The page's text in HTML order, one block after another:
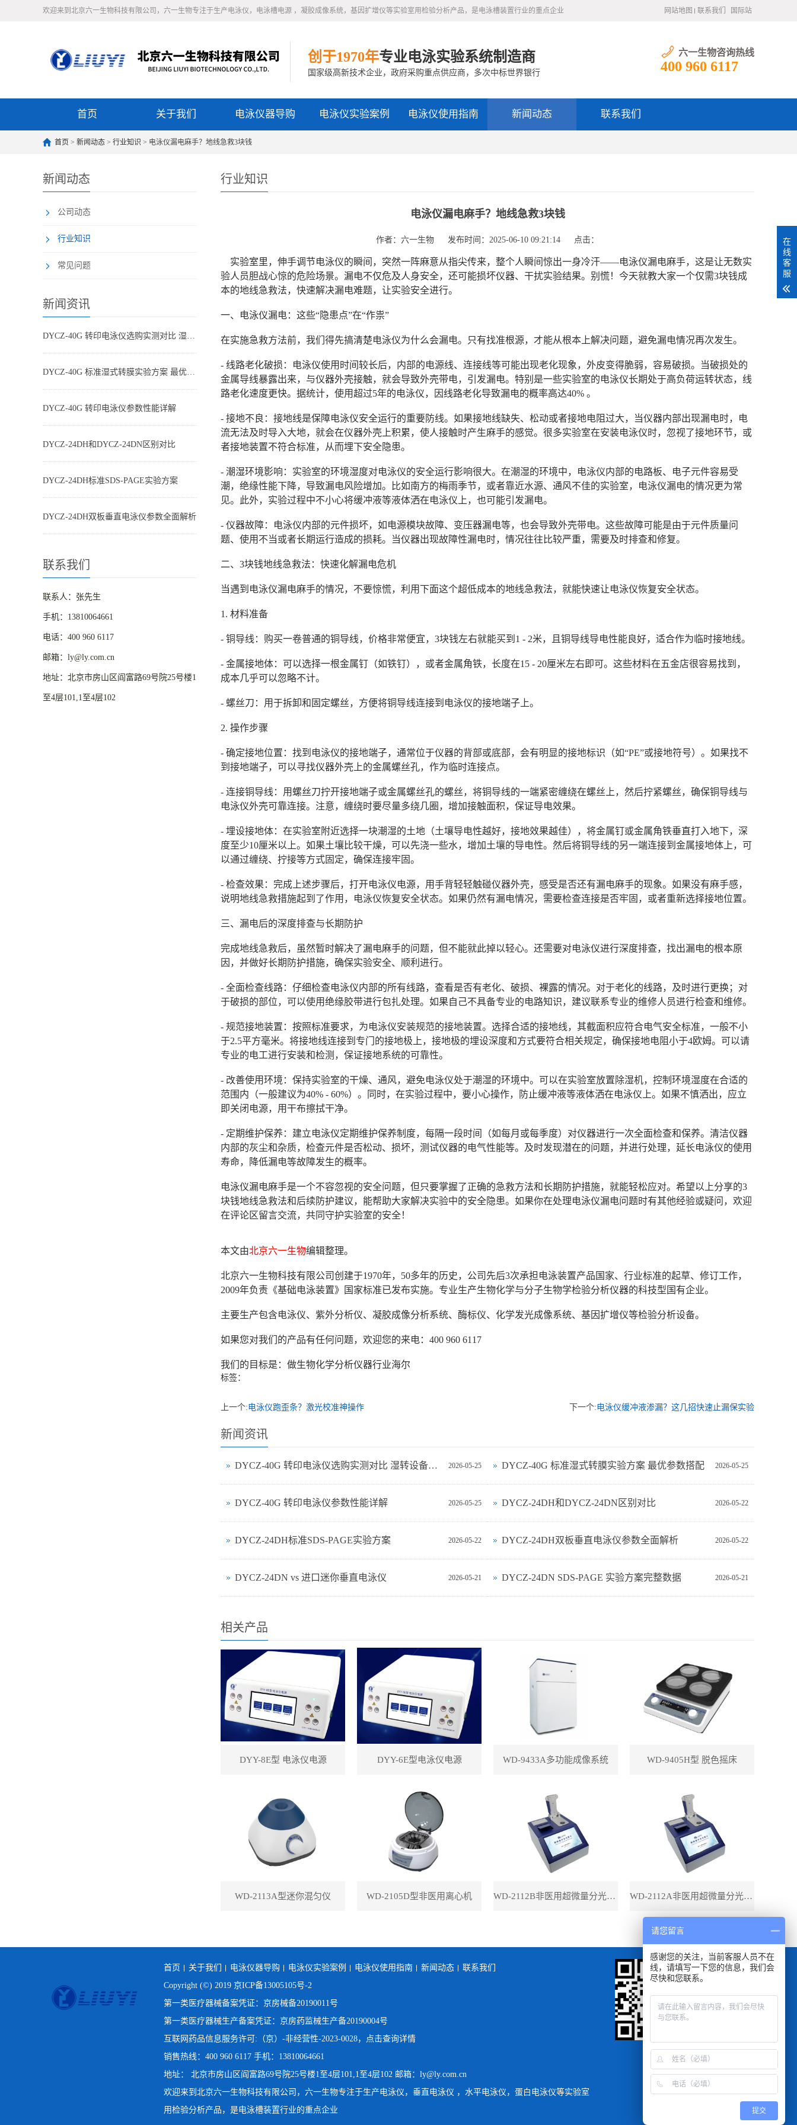
欢迎来到北京六一生物科技有限公司，六一生物专注于生产电泳仪，电泳槽电源 ，凝胶成像系统，基因扩增仪等实验室用检验分析产品，是电泳槽装置行业的重点企业 网站地图 联系我们 国际站
创于1970年专业电泳实验系统制造商
国家级高新技术企业，政府采购重点供应商，多次中标世界银行
六一生物咨询热线
400 960 6117
首页 关于我们 电泳仪器导购 电泳仪实验案例 电泳仪使用指南 新闻动态 联系我们
首页 > 新闻动态 > 行业知识 > 电泳仪漏电麻手？地线急救3块钱
新闻动态
公司动态
行业知识
常见问题
新闻资讯
DYCZ-40G 转印电泳仪选购实测对比 湿转设备怎么选不踩坑
DYCZ-40G 标准湿式转膜实验方案 最优参数搭配
DYCZ-40G 转印电泳仪参数性能详解
DYCZ-24DH和DYCZ-24DN区别对比
DYCZ-24DH标准SDS-PAGE实验方案
DYCZ-24DH双板垂直电泳仪参数全面解析
联系我们
联系人：张先生
手机：13810064661
电话：400 960 6117
邮箱：ly@ly.com.cn
地址：北京市房山区阎富路69号院25号楼1
至4层101,1至4层102
行业知识
电泳仪漏电麻手？地线急救3块钱
作者：六一生物 发布时间：2025-06-10 09:21:14 点击：
实验室里，伸手调节电泳仪的瞬间，突然一阵麻意从指尖传来，整个人瞬间惊出一身冷汗——电泳仪漏电麻手，这是让无数实
验人员胆战心惊的危险场景。漏电不仅危及人身安全，还可能损坏仪器、干扰实验结果。别慌！今天就教大家一个仅需3块钱成
本的地线急救法，快速解决漏电难题，让实验安全进行。
一、电泳仪漏电：这些“隐患点”在“作祟”
在实施急救方法前，我们得先搞清楚电泳仪为什么会漏电。只有找准根源，才能从根本上解决问题，避免漏电情况再次发生。
- 线路老化破损：电泳仪使用时间较长后，内部的电源线、连接线等可能出现老化现象，外皮变得脆弱，容易破损。当破损处的
金属导线暴露出来，与仪器外壳接触，就会导致外壳带电，引发漏电。特别是一些实验室的电泳仪长期处于高负荷运转状态，线
路老化速度更快。据统计，使用超过5年的电泳仪，因线路老化导致漏电的概率高达40% 。
- 接地不良：接地线是保障电泳仪安全运行的重要防线。如果接地线缺失、松动或者接地电阻过大，当仪器内部出现漏电时，电
流无法及时导入大地，就会在仪器外壳上积累，使人接触时产生麻手的感觉。很多实验室在安装电泳仪时，忽视了接地环节，或
者接地装置不符合标准，从而埋下安全隐患。
- 潮湿环境影响：实验室的环境湿度对电泳仪的安全运行影响很大。在潮湿的环境中，电泳仪内部的电路板、电子元件容易受
潮，绝缘性能下降，导致漏电风险增加。比如南方的梅雨季节，或者靠近水源、通风不佳的实验室，电泳仪漏电的情况更为常
见。此外，实验过程中不小心将缓冲液等液体洒在电泳仪上，也可能引发漏电。
- 仪器故障：电泳仪内部的元件损坏，如电源模块故障、变压器漏电等，也会导致外壳带电。这些故障可能是由于元件质量问
题、使用不当或者长期运行造成的损耗。当仪器出现故障性漏电时，情况往往比较严重，需要及时排查和修复。
二、3块钱地线急救法：快速化解漏电危机
当遇到电泳仪漏电麻手的情况，不要惊慌，利用下面这个超低成本的地线急救法，就能快速让电泳仪恢复安全状态。
1. 材料准备
- 铜导线：购买一卷普通的铜导线，价格非常便宜，3块钱左右就能买到1 - 2米，且铜导线导电性能良好，适合作为临时接地线。
- 金属接地体：可以选择一根金属钉（如铁钉），或者金属角铁，长度在15 - 20厘米左右即可。这些材料在五金店很容易找到，
成本几乎可以忽略不计。
- 螺丝刀：用于拆卸和固定螺丝，方便将铜导线连接到电泳仪的接地端子上。
2. 操作步骤
- 确定接地位置：找到电泳仪的接地端子，通常位于仪器的背部或底部，会有明显的接地标识（如“PE”或接地符号）。如果找不
到接地端子，可以寻找仪器外壳上的金属螺丝孔，作为临时连接点。
- 连接铜导线：用螺丝刀拧开接地端子或金属螺丝孔的螺丝，将铜导线的一端紧密缠绕在螺丝上，然后拧紧螺丝，确保铜导线与
电泳仪外壳可靠连接。注意，缠绕时要尽量多绕几圈，增加接触面积，保证导电效果。
- 埋设接地体：在实验室附近选择一块潮湿的土地（土壤导电性越好，接地效果越佳），将金属钉或金属角铁垂直打入地下，深
度至少10厘米以上。如果土壤比较干燥，可以先浇一些水，增加土壤的导电性。然后将铜导线的另一端连接到金属接地体上，可
以通过缠绕、拧接等方式固定，确保连接牢固。
- 检查效果：完成上述步骤后，打开电泳仪电源，用手背轻轻触碰仪器外壳，感受是否还有漏电麻手的现象。如果没有麻手感，
说明地线急救措施起到了作用，电泳仪恢复安全状态。如果仍然有漏电情况，需要检查连接是否牢固，或者重新选择接地位置。
三、漏电后的深度排查与长期防护
完成地线急救后，虽然暂时解决了漏电麻手的问题，但不能就此掉以轻心。还需要对电泳仪进行深度排查，找出漏电的根本原
因，并做好长期防护措施，确保实验安全、顺利进行。
- 全面检查线路：仔细检查电泳仪内部的所有线路，查看是否有老化、破损、裸露的情况。对于老化的线路，及时进行更换；对
于破损的部位，可以使用绝缘胶带进行包扎处理。如果自己不具备专业的电路知识，建议联系专业的维修人员进行检查和维修。
- 规范接地装置：按照标准要求，为电泳仪安装规范的接地装置。选择合适的接地线，其截面积应符合电气安全标准，一般不小
于2.5平方毫米。将接地线连接到专门的接地极上，接地极的埋设深度和方式要符合相关规定，确保接地电阻小于4欧姆。可以请
专业的电工进行安装和检测，保证接地系统的可靠性。
- 改善使用环境：保持实验室的干燥、通风，避免电泳仪处于潮湿的环境中。可以在实验室放置除湿机，控制环境湿度在合适的
范围内（一般建议为40% - 60%）。同时，在实验过程中，要小心操作，防止缓冲液等液体洒在电泳仪上。如果不慎洒出，应立
即关闭电源，用干布擦拭干净。
- 定期维护保养：建立电泳仪定期维护保养制度，每隔一段时间（如每月或每季度）对仪器进行一次全面检查和保养。清洁仪器
内部的灰尘和杂质，检查元件是否松动、损坏，测试仪器的电气性能等。及时发现潜在的问题，并进行处理，延长电泳仪的使用
寿命，降低漏电等故障发生的概率。
电泳仪漏电麻手是一个不容忽视的安全问题，但只要掌握了正确的急救方法和长期防护措施，就能轻松应对。希望以上分享的3
块钱地线急救法和后续防护建议，能帮助大家解决实验中的安全隐患。如果你在处理电泳仪漏电问题时有其他经验或疑问，欢迎
在评论区留言交流，共同守护实验室的安全！
本文由北京六一生物编辑整理。
北京六一生物科技有限公司创建于1970年，50多年的历史，公司先后3次承担电泳装置产品国家、行业标准的起草、修订工作，
2009年负责《基础电泳装置》国家标准已发布实施。专业生产生物化学与分子生物学检验分析仪器的科技型国有企业。
主要生产包含电泳仪、紫外分析仪、凝胶成像分析系统、酶标仪、化学发光成像系统、基因扩增仪等检验分析设备。
如果您对我们的产品有任何问题，欢迎您的来电：400 960 6117
我们的目标是：做生物化学分析仪器行业海尔
标签：
上一个:电泳仪跑歪条？激光校准神操作 下一个:电泳仪缓冲液渗漏？这几招快速止漏保实验
新闻资讯
2026-05-25
DYCZ-40G 转印电泳仪选购实测对比 湿转设备怎么选不踩坑 2026-05-25
DYCZ-40G 标准湿式转膜实验方案 最优参数搭配
2026-05-25
DYCZ-40G 转印电泳仪参数性能详解 2026-05-22
DYCZ-24DH和DYCZ-24DN区别对比
2026-05-22
DYCZ-24DH标准SDS-PAGE实验方案 2026-05-22
DYCZ-24DH双板垂直电泳仪参数全面解析
2026-05-21
DYCZ‑24DN vs 进口迷你垂直电泳仪 2026-05-21
DYCZ‑24DN SDS‑PAGE 实验方案完整数据
相关产品
DYY-8E型 电泳仪电源 DYY-6E型电泳仪电源 WD-9433A多功能成像系统 WD-9405H型 脱色摇床
WD-2113A型迷你混匀仪 WD-2105D型非医用离心机 WD-2112B非医用超微量分光光度计（带荧光） WD-2112A非医用超微量分光光度计（不带荧光）
首页 关于我们 电泳仪器导购 电泳仪实验案例 电泳仪使用指南 新闻动态
联系我们
Copyright (©) 2019 京ICP备13005105号-2
第一类医疗器械备案凭证：京房械备20190011号
第一类医疗器械生产备案凭证：京房药监械生产备20190004号
互联网药品信息服务许可:（京）-非经营性-2023-0028，点击查询详情
销售热线：400 960 6117 手机：13810064661
地址： 北京市房山区阎富路69号院25号楼1至4层101,1至4层102 邮箱：ly@ly.com.cn
欢迎来到北京六一生物科技有限公司，六一生物专注于生产电泳仪 ， 垂直电泳仪 ， 水平电泳仪 ， 蛋白电泳仪等实验室
用检验分析产品，是电泳槽装置行业的重点企业
手机浏览查看
在
线
客
服
请您留言
感谢您的关注，当前客服人员不在
线，请填写一下您的信息，我们会
尽快和您联系。
提交